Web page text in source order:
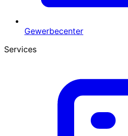
Gewerbecenter
Services